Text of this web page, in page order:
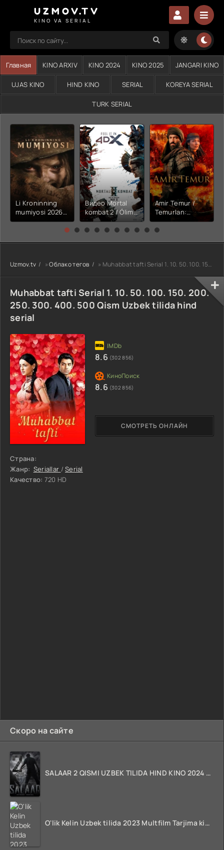
UZMOV.TV
KINO VA SERIAL
Главная KINO ARXIV KINO 2024 KINO 2025 JANGARI KINO
UJAS KINO HIND KINO SERIAL KOREYA SERIAL
TURK SERIAL
Li Kroninning
mumiyosi 2026
(uzbek tilida
kino) tarjima HD
Видео Mortal
kombat 2 / Ólim
jangi 2 (2026)
Uzbek tilida
Amir Temur /
Temurlan:
Fathchining
yuksalishi
tarjima kino Full
HD tas-ix
Скоро на сайте
SALAAR 2 QISMI UZBEK TILIDA HIND KINO 2024 TARJIMA 720p HD Skachat
O'lik Kelin Uzbek tilida 2023 Multfilm Tarjima kino skachat
Uzmov.tv »Облако тегов » Muhabbat tafti Serial 1. 10. 50. 100. 150. 200. 250. 300. 400. 500 Qism Uzbek tilida hind serial
Muhabbat tafti Serial 1. 10. 50. 100. 150. 200.
250. 300. 400. 500 Qism Uzbek tilida hind
serial
Страна:
Жанр: Seriallar /Serial
Качество: 720 HD
СМОТРЕТЬ ОНЛАЙН
8.6 (302 856)
8.6 (302 856)